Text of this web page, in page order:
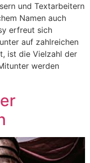
und Textarbeitern
Namen auch
erfreut sich
auf zahlreichen
ist die Vielzahl der
werden